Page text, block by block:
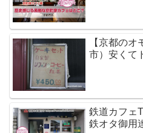
【京都の
市）安くて
鉄道カフェ
鉄オタ御用